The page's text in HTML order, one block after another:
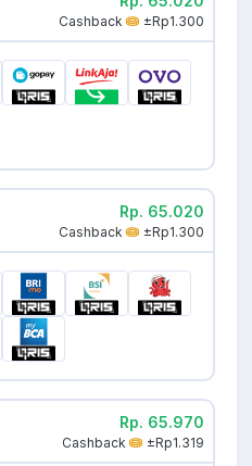
Cashback ±Rp1.300
Rp. 65.020
Cashback ±Rp1.300
Rp. 65.970
Cashback ±Rp1.319